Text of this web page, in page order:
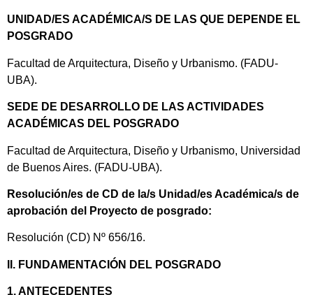
UNIDAD/ES ACADÉMICA/S DE LAS QUE DEPENDE EL
POSGRADO
Facultad de Arquitectura, Diseño y Urbanismo. (FADU-
UBA).
SEDE DE DESARROLLO DE LAS ACTIVIDADES
ACADÉMICAS DEL POSGRADO
Facultad de Arquitectura, Diseño y Urbanismo, Universidad
de Buenos Aires. (FADU-UBA).
Resolución/es de CD de la/s Unidad/es Académica/s de
aprobación del Proyecto de posgrado:
Resolución (CD) Nº 656/16.
II. FUNDAMENTACIÓN DEL POSGRADO
1. ANTECEDENTES